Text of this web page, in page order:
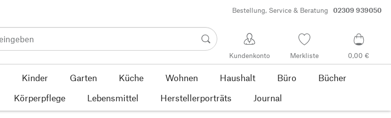
Bestellung, Service & Beratung 02309 939050
Kundenkonto Merkliste 0,00 €
Kinder Garten Küche Wohnen Haushalt Büro
Bücher
Körperpflege Lebensmittel Herstellerporträts Journal